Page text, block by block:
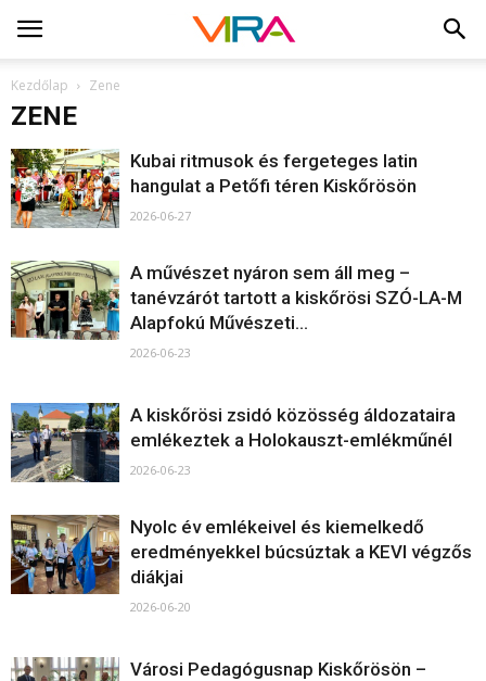
Kezdőlap Zene
ZENE
Kubai ritmusok és fergeteges latin
hangulat a Petőfi téren Kiskőrösön
2026-06-27
A művészet nyáron sem áll meg –
tanévzárót tartott a kiskőrösi SZÓ-LA-M
Alapfokú Művészeti...
2026-06-23
A kiskőrösi zsidó közösség áldozataira
emlékeztek a Holokauszt-emlékműnél
2026-06-23
Nyolc év emlékeivel és kiemelkedő
eredményekkel búcsúztak a KEVI végzős
diákjai
2026-06-20
Városi Pedagógusnap Kiskőrösön –